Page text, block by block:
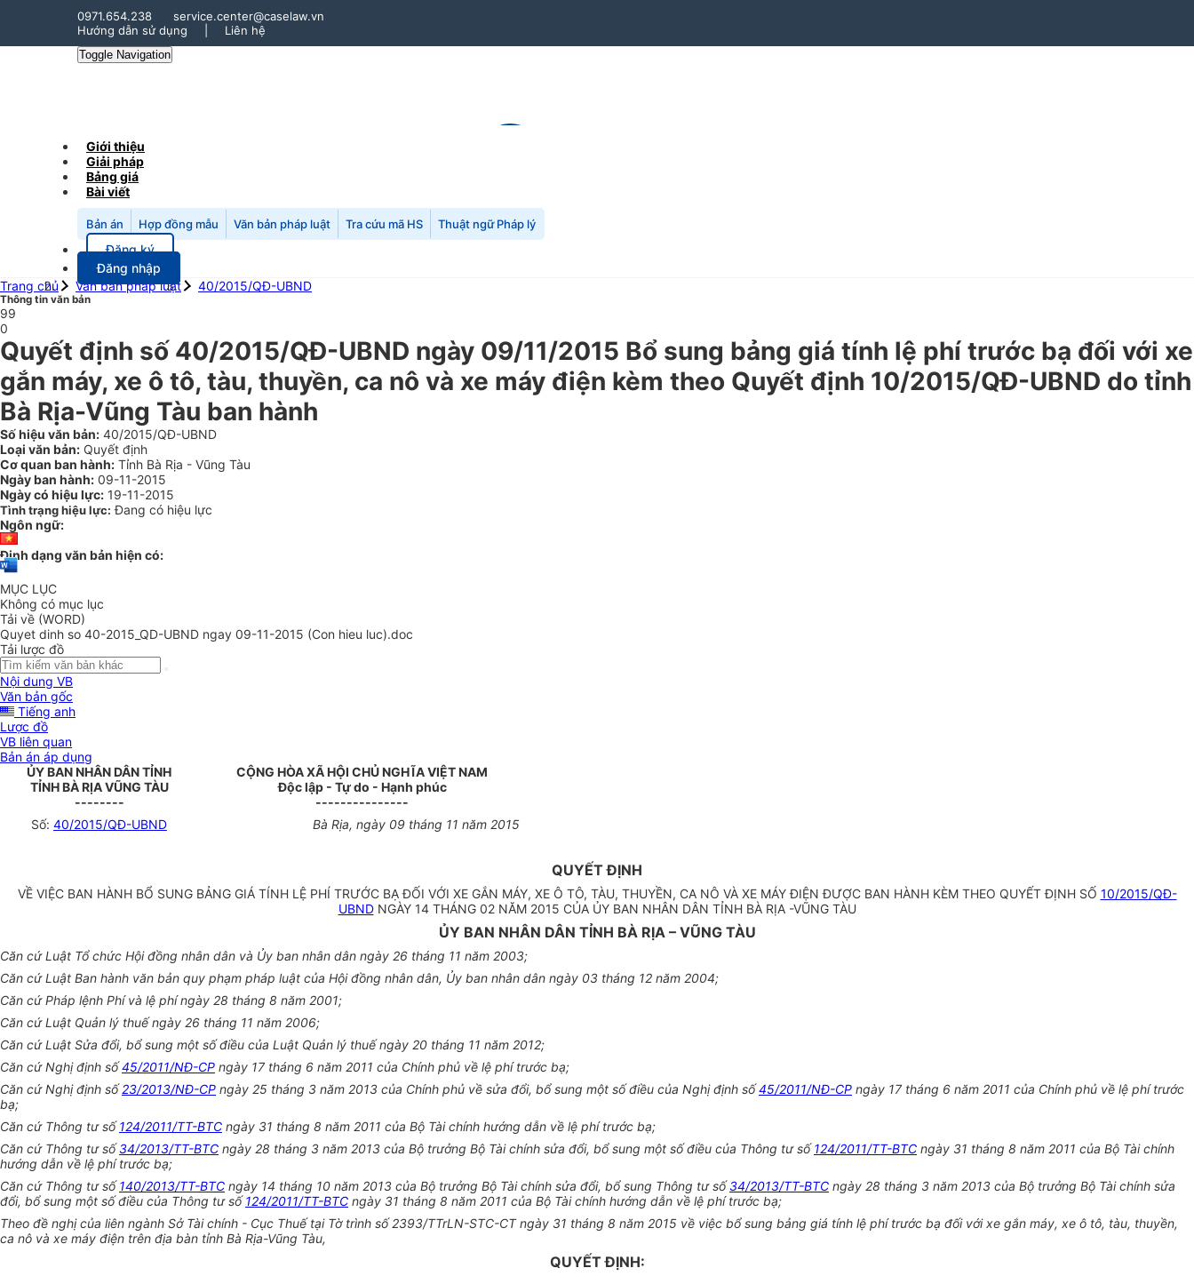
0971.654.238
service.center@caselaw.vn
Hướng dẫn sử dụng
Liên hệ
Toggle Navigation
Giới thiệu
Giải pháp
Bảng giá
Bài viết
Bản án Hợp đồng mẫu Văn bản pháp luật Tra cứu mã HS Thuật ngữ Pháp lý
Đăng ký
Đăng nhập
Trang chủ
Văn bản pháp luật 40/2015/QĐ-UBND
Thông tin văn bản
99
0
Quyết định số 40/2015/QĐ-UBND ngày 09/11/2015 Bổ sung bảng giá tính lệ phí trước bạ đối với xe
gắn máy, xe ô tô, tàu, thuyền, ca nô và xe máy điện kèm theo Quyết định 10/2015/QĐ-UBND do tỉnh
Bà Rịa-Vũng Tàu ban hành
Số hiệu văn bản: 40/2015/QĐ-UBND
Loại văn bản: Quyết định
Cơ quan ban hành: Tỉnh Bà Rịa - Vũng Tàu
Ngày ban hành: 09-11-2015
Ngày có hiệu lực: 19-11-2015
Tình trạng hiệu lực: Đang có hiệu lực
Ngôn ngữ:
Định dạng văn bản hiện có:
MỤC LỤC
Không có mục lục
Tải về (WORD)
Quyet dinh so 40-2015_QD-UBND ngay 09-11-2015 (Con hieu luc).doc
Tải lược đồ
Nội dung VB
Văn bản gốc
Tiếng anh
Lược đồ
VB liên quan
Bản án áp dụng
ỦY BAN NHÂN DÂN TỈNH
TỈNH BÀ RỊA VŨNG TÀU
--------
CỘNG HÒA XÃ HỘI CHỦ NGHĨA VIỆT NAM
Độc lập - Tự do - Hạnh phúc
---------------
Số: 40/2015/QĐ-UBND Bà Rịa, ngày 09 tháng 11 năm 2015
QUYẾT ĐỊNH
VỀ VIỆC BAN HÀNH BỔ SUNG BẢNG GIÁ TÍNH LỆ PHÍ TRƯỚC BẠ ĐỐI VỚI XE GẮN MÁY, XE Ô TÔ, TÀU, THUYỀN, CA NÔ VÀ XE MÁY ĐIỆN ĐƯỢC BAN HÀNH KÈM THEO QUYẾT ĐỊNH SỐ 10/2015/QĐ-
UBNDNGÀY 14 THÁNG 02 NĂM 2015 CỦA ỦY BAN NHÂN DÂN TỈNH BÀ RỊA -VŨNG TÀU
ỦY BAN NHÂN DÂN TỈNH BÀ RỊA – VŨNG TÀU
Căn cứ Luật Tổ chức Hội đồng nhân dân và Ủy ban nhân dân ngày 26 tháng 11 năm 2003;
Căn cứ Luật Ban hành văn bản quy phạm pháp luật của Hội đồng nhân dân, Ủy ban nhân dân ngày 03 tháng 12 năm 2004;
Căn cứ Pháp lệnh Phí và lệ phí ngày 28 tháng 8 năm 2001;
Căn cứ Luật Quản lý thuế ngày 26 tháng 11 năm 2006;
Căn cứ Luật Sửa đổi, bổ sung một số điều của Luật Quản lý thuế ngày 20 tháng 11 năm 2012;
Căn cứ Nghị định số45/2011/NĐ-CP ngày 17 tháng 6 năm 2011 của Chính phủ về lệ phí trước bạ;
Căn cứ Nghị định số23/2013/NĐ-CP ngày 25 tháng 3 năm 2013 của Chính phủ về sửa đổi, bổ sung một số điều của Nghị định số45/2011/NĐ-CP ngày 17 tháng 6 năm 2011 của Chính phủ về lệ phí trước
bạ;
Căn cứ Thông tư số124/2011/TT-BTC ngày 31 tháng 8 năm 2011 của Bộ Tài chính hướng dẫn về lệ phí trước bạ;
Căn cứ Thông tư số34/2013/TT-BTC ngày 28 tháng 3 năm 2013 của Bộ trưởng Bộ Tài chính sửa đổi, bổ sung một số điều của Thông tư số124/2011/TT-BTC ngày 31 tháng 8 năm 2011 của Bộ Tài chính
hướng dẫn về lệ phí trước bạ;
Căn cứ Thông tư số140/2013/TT-BTC ngày 14 tháng 10 năm 2013 của Bộ trưởng Bộ Tài chính sửa đổi, bổ sung Thông tư số34/2013/TT-BTC ngày 28 tháng 3 năm 2013 của Bộ trưởng Bộ Tài chính sửa
đổi, bổ sung một số điều của Thông tư số124/2011/TT-BTC ngày 31 tháng 8 năm 2011 của Bộ Tài chính hướng dẫn về lệ phí trước bạ;
Theo đề nghị của liên ngành Sở Tài chính - Cục Thuế tại Tờ trình số 2393/TTrLN-STC-CT ngày 31 tháng 8 năm 2015 về việc bổ sung bảng giá tính lệ phí trước bạ đối với xe gắn máy, xe ô tô, tàu, thuyền,
ca nô và xe máy điện trên địa bàn tỉnh Bà Rịa-Vũng Tàu,
QUYẾT ĐỊNH: